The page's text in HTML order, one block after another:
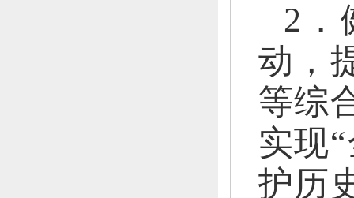
2．
动 ，
等综
实现
护历